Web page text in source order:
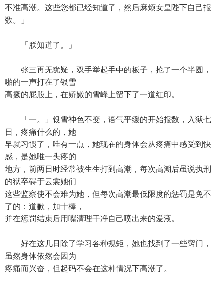
不准高潮。这些您都已经知道了，然后麻烦女皇陛下自己报
数。」
「朕知道了。」
张三再无犹疑，双手举起手中的板子，抡了一个半圆，
啪的一声打在了银雪
高撅的屁股上，在娇嫩的雪峰上留下了一道红印。
「一。」银雪神色不变，语气平缓的开始报数，入狱七
日，疼痛什么的，她
早就习惯了，唯有一点，她现在的身体会从疼痛中感受到快
感，是她唯一头疼的
地方，前两日时经常被生生打到高潮，每次高潮后虽说执刑
的狱卒碍于云裳她们
这些监察使不会难为她，但每次高潮最低限度的惩罚是免不
了的：道歉，加十棒，
并在惩罚结束后用嘴清理干净自己喷出来的爱液。
好在这几日除了学习各种规矩，她也找到了一些窍门，
虽然身体依然会因为
疼痛而兴奋，但起码不会在这种情况下高潮了。